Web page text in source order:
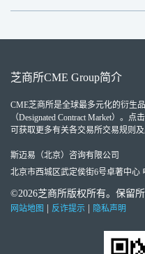
芝商所CME Group简介
CME芝商所是全球最多元化的衍生
（Designated Contract Market）。点击
可获取更多有关各交易所交易规则及
斯迈易（北京）咨询有限公司
北京市西城区武定侯街6号卓著中心
©2026芝商所版权所有。保留所
网站地图 | 反诈提示 | 隐私声明